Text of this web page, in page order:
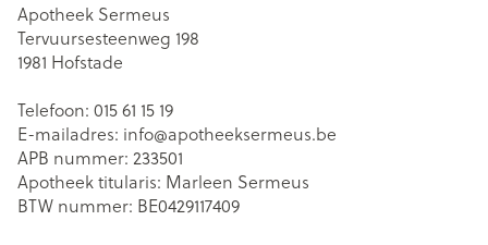
Apotheek Sermeus
Tervuursesteenweg 198
1981 Hofstade
Telefoon: 015 61 15 19
E-mailadres: info@apotheeksermeus.be
APB nummer: 233501
Apotheek titularis: Marleen Sermeus
BTW nummer: BE0429117409